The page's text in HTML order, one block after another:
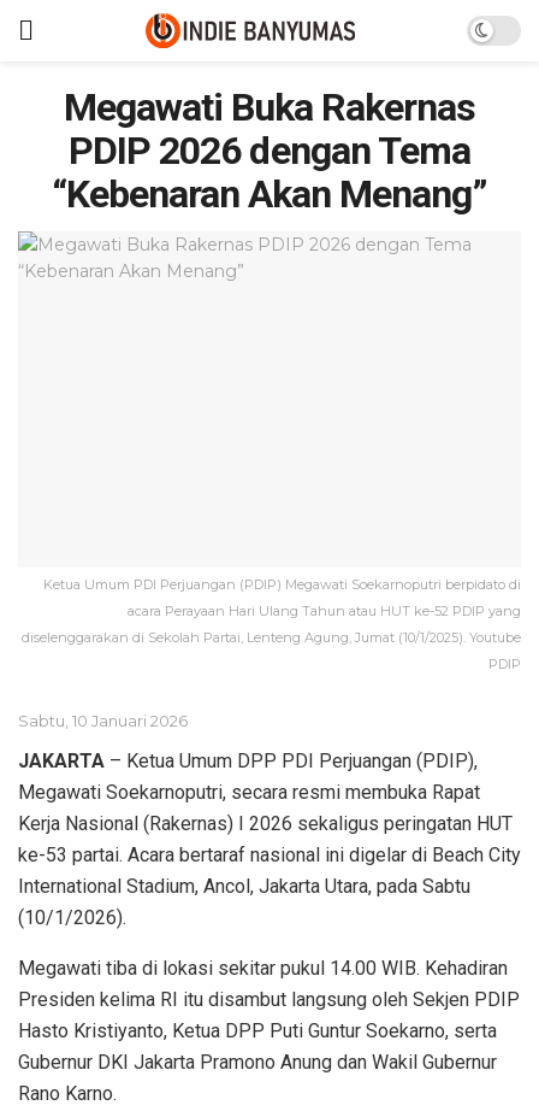
Megawati Buka Rakernas
PDIP 2026 dengan Tema
“Kebenaran Akan Menang”
Ketua Umum PDI Perjuangan (PDIP) Megawati Soekarnoputri berpidato di
acara Perayaan Hari Ulang Tahun atau HUT ke-52 PDIP yang
diselenggarakan di Sekolah Partai, Lenteng Agung, Jumat (10/1/2025). Youtube
PDIP
Sabtu, 10 Januari 2026
JAKARTA – Ketua Umum DPP PDI Perjuangan (PDIP),
Megawati Soekarnoputri, secara resmi membuka Rapat
Kerja Nasional (Rakernas) I 2026 sekaligus peringatan HUT
ke-53 partai. Acara bertaraf nasional ini digelar di Beach City
International Stadium, Ancol, Jakarta Utara, pada Sabtu
(10/1/2026).
Megawati tiba di lokasi sekitar pukul 14.00 WIB. Kehadiran
Presiden kelima RI itu disambut langsung oleh Sekjen PDIP
Hasto Kristiyanto, Ketua DPP Puti Guntur Soekarno, serta
Gubernur DKI Jakarta Pramono Anung dan Wakil Gubernur
Rano Karno.